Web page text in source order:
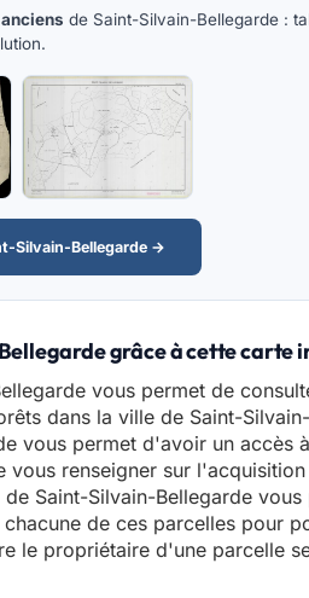
de Saint-Silvain-Bellegarde :
Silvain-Bellegarde →
grâce à cette carte
vous permet de
dans la ville de Saint-
vous permet d'avoir un accès
renseigner sur
Saint-Silvain-Bellegarde
de ces parcelles pour
le propriétaire d'une parcelle